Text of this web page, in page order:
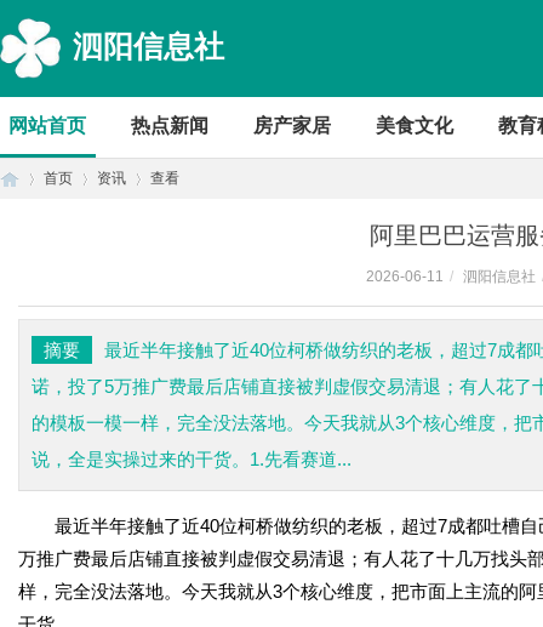
泗阳信息社
网站首页 热点新闻 房产家居 美食文化 教育
首页 资讯 查看
阿里巴巴运营
2026-06-11 / 泗阳信息社
摘要
最近半年接触了近40位柯桥做纺织的老板，超过7成
诺，投了5万推广费最后店铺直接被判虚假交易清退；有人花
的模板一模一样，完全没法落地。今天我就从3个核心维度，
说，全是实操过来的干货。1.先看赛道...
最近半年接触了近40位柯桥做纺织的老板，超过7成都吐槽自
万推广费最后店铺直接被判虚假交易清退；有人花了十几万找头
样，完全没法落地。今天我就从3个核心维度，把市面上主流的